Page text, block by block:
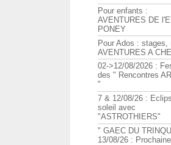
Pour enfants :
AVENTURES DE
PONEY
Pour Ados : stages,
AVENTURES A
02->12/08/2026 :
des " Rencontres
"
7 & 12/08/26 :
soleil avec
"ASTROTHIERS"
" GAEC DU
13/08/26 :